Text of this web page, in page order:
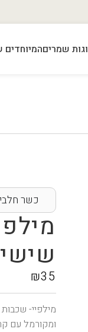
שמריםהמיוחדים
כשר
שישי
₪35
מילפיי-
ומקורמל עם